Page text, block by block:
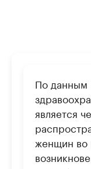
По данным
является
женщин во